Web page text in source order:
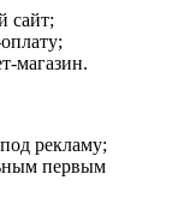
сайт;
магазин.
рекламу;
первым